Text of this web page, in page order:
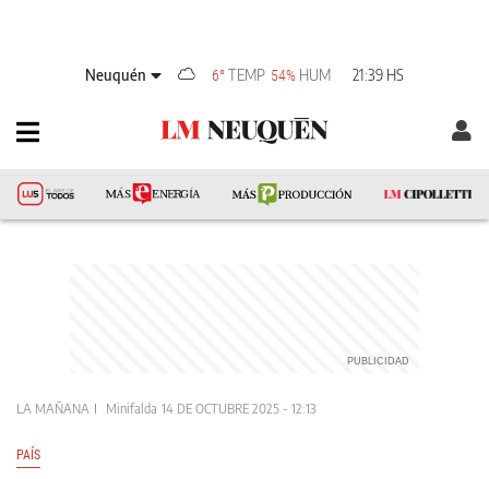
Neuquén 6°TEMP 54% HUM 21:39 HS
LA MAÑANA Minifalda 14 DE OCTUBRE 2025 - 12:13
PAÍS